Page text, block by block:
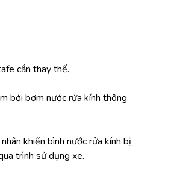
cần thay thế.
bởi bơm nước rửa kính thông
khiến bình nước rửa kính bị
trình sử dụng xe.